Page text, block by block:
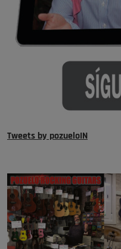
Tweets by pozueloIN